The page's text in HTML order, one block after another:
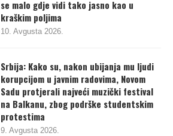
se malo gdje vidi tako jasno kao u
kraškim poljima
10. Avgusta 2026.
Srbija: Kako su, nakon ubijanja mu ljudi
korupcijom u javnim radovima, Novom
Sadu protjerali najveći muzički festival
na Balkanu, zbog podrške studentskim
protestima
9. Avgusta 2026.